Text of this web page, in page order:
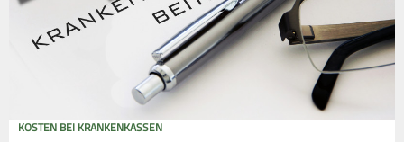
KOSTEN BEI KRANKENKASSEN